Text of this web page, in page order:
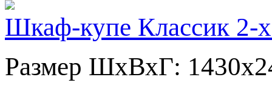
Шкаф-купе Классик 2-
Размер ШхВхГ: